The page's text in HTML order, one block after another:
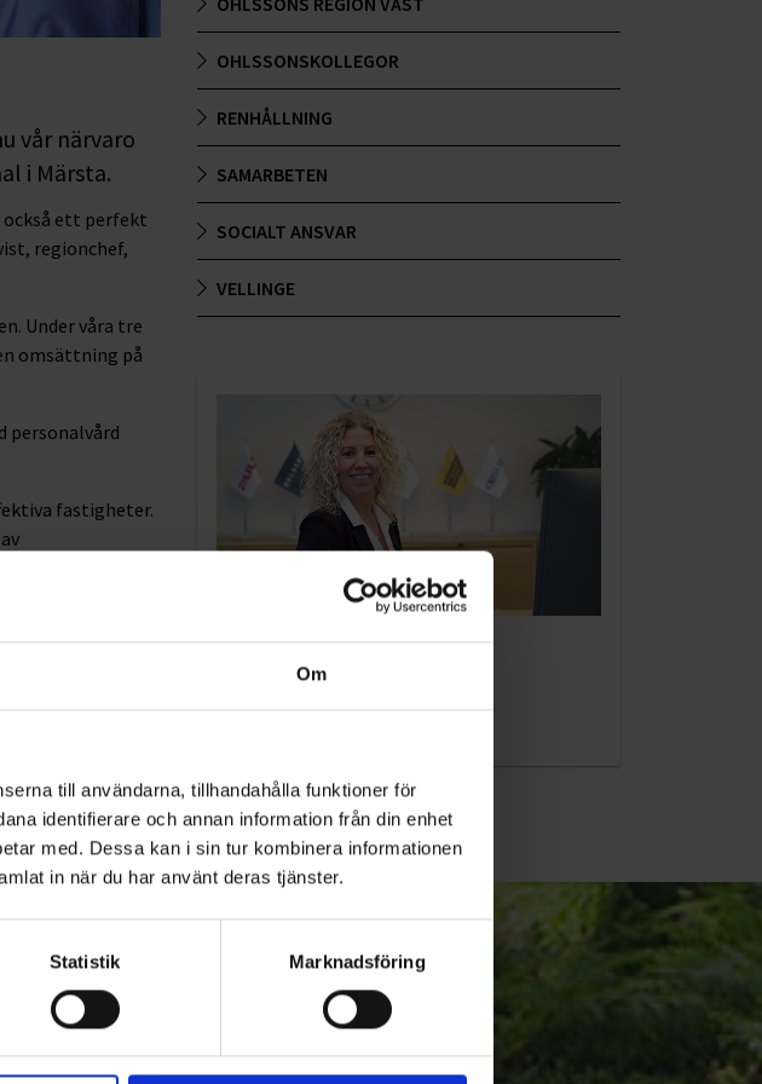
Om
till användarna, tillhandahålla funktioner för
identifierare och annan information från din enhet
med. Dessa kan i sin tur kombinera informationen
in när du har använt deras tjänster.
Statistik Marknadsföring
vår närvaro
i Märsta.
ett perfekt
regionchef,
Under våra tre
omsättning på
personalvård
fastigheter.
att
ägare,
OHLSSONSKOLLEGOR
RENHÅLLNING
SAMARBETEN
SOCIALT ANSVAR
VELLINGE
KUNDTJÄNST
010-45 00 200​